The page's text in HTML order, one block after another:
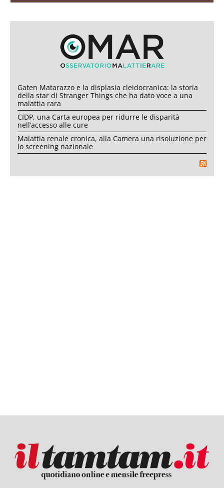
Gaten Matarazzo e la displasia cleidocranica: la storia
della star di Stranger Things che ha dato voce a una
malattia rara
CIDP, una Carta europea per ridurre le disparità
nell’accesso alle cure
Malattia renale cronica, alla Camera una risoluzione per
lo screening nazionale